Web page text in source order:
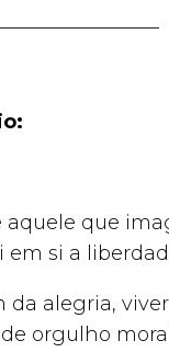
aquele que
em si a
da alegria,
orgulho